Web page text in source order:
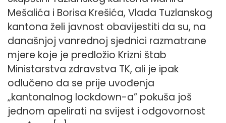
Mešalića i Borisa Krešića, Vlada Tuzlanskog
kantona želi javnost obavijestiti da su, na
današnjoj vanrednoj sjednici razmatrane
mjere koje je predložio Krizni štab
Ministarstva zdravstva TK, ali je ipak
odlučeno da se prije uvođenja
„kantonalnog lockdown-a” pokuša još
jednom apelirati na svijest i odgovornost